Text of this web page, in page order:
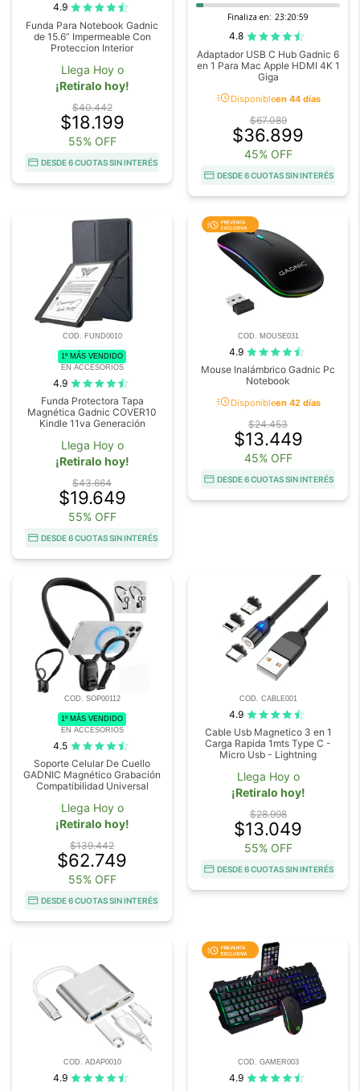
4.9
Funda Para Notebook Gadnic
de 15.6” Impermeable Con
Proteccion Interior
Llega Hoy o
¡Retiralo hoy!
$40.442
$18.199
55% OFF
DESDE 6 CUOTAS SIN INTERÉS
Finaliza en: 23:20:58
4.8
Adaptador USB C Hub Gadnic 6
en 1 Para Mac Apple HDMI 4K 1
Giga
acuteDisponibleen 44 días
$67.089
$36.899
45% OFF
DESDE 6 CUOTAS SIN INTERÉS
COD. FUND0010
1º MÁS VENDIDO
EN ACCESORIOS
4.9
Funda Protectora Tapa
Magnética Gadnic COVER10
Kindle 11va Generación
Llega Hoy o
¡Retiralo hoy!
$43.664
$19.649
55% OFF
DESDE 6 CUOTAS SIN INTERÉS
COD. MOUSE031
4.9
Mouse Inalámbrico Gadnic Pc
Notebook
acuteDisponibleen 42 días
$24.453
$13.449
45% OFF
DESDE 6 CUOTAS SIN INTERÉS
COD. SOP00112
1º MÁS VENDIDO
EN ACCESORIOS
4.5
Soporte Celular De Cuello
GADNIC Magnético Grabación
Compatibilidad Universal
Llega Hoy o
¡Retiralo hoy!
$139.442
$62.749
55% OFF
DESDE 6 CUOTAS SIN INTERÉS
COD. CABLE001
4.9
Cable Usb Magnetico 3 en 1
Carga Rapida 1mts Type C -
Micro Usb - Lightning
Llega Hoy o
¡Retiralo hoy!
$28.998
$13.049
55% OFF
DESDE 6 CUOTAS SIN INTERÉS
COD. ADAP0010
4.9
COD. GAMER003
4.9